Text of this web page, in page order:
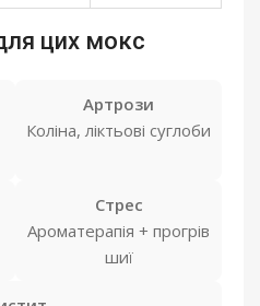
цих мокс
Артрози
Коліна, ліктьові суглоби
Стрес
Ароматерапія + прогрів
шиї